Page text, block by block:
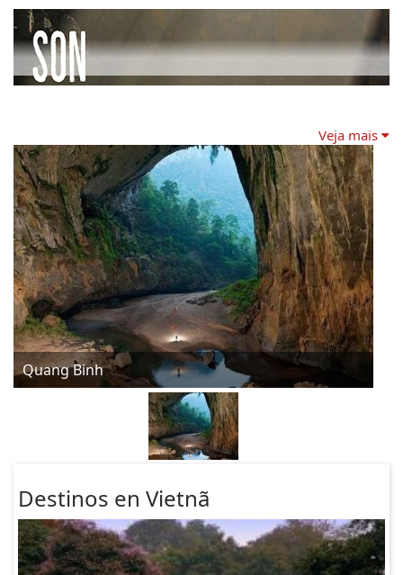
O Parque Nacional Phong Nha-Ke Bang, em Quang Binh,
é outro destino para viajantes que procuram experiências
aventureiras durante seus passeios particulares no Vietnã.
Patrimônio Mundial da UNESCO por seu impressionante
sistema de grutas e cavernas, Phong Nha ainda é um lugar
primitivo que ainda não é afetado pelo turismo de massa.
Phong Nha oferece aos turistas inúmeras atividades fora
dos roteiros mais conhecidos, como explorar cavernas e
grutas, caminhadas na floresta e alpinismo. Mesmo que
você esteja procurando apenas um lugar para se divertir
com atrações turísticas movimentadas e conhecer o
autêntico Vietnã, vale a pena visitar Phong Nha - Ke Bang.
Veja mais
Quang Binh
Destinos en Vietnã